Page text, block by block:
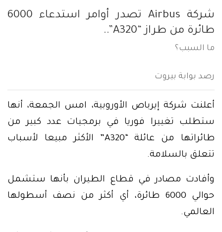
شركة Airbus تصدر أوامر استدعاء 6000
طائرة من طراز “A320”..
ما السبب؟
رصد بوابة بيروت
أعلنت شركة إيرباص الأوروبية، امس الجمعة، أنها
ستطلب تغييرا فوريا في برمجيات عدد كبير من
طائراتها من عائلة “A320” الأكثر مبيعا لأسباب
تتعلق بالسلامة.
وأفادت مصادر في قطاع الطيران بأنها ستشمل
حوالي 6000 طائرة، أي أكثر من نصف أسطولها
العالمي.